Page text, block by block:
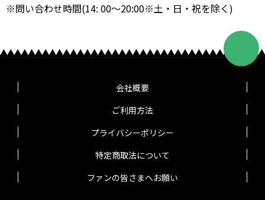
※問い合わせ時間(14: 00～20:00※土・日・祝を除く)
会社概要
ご利用方法
プライバシーポリシー
特定商取法について
ファンの皆さまへお願い